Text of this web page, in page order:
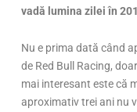
vadă lumina zilei în
Nu e prima dată când
de Red Bull Racing,
mai interesant este că
aproximativ trei ani nu